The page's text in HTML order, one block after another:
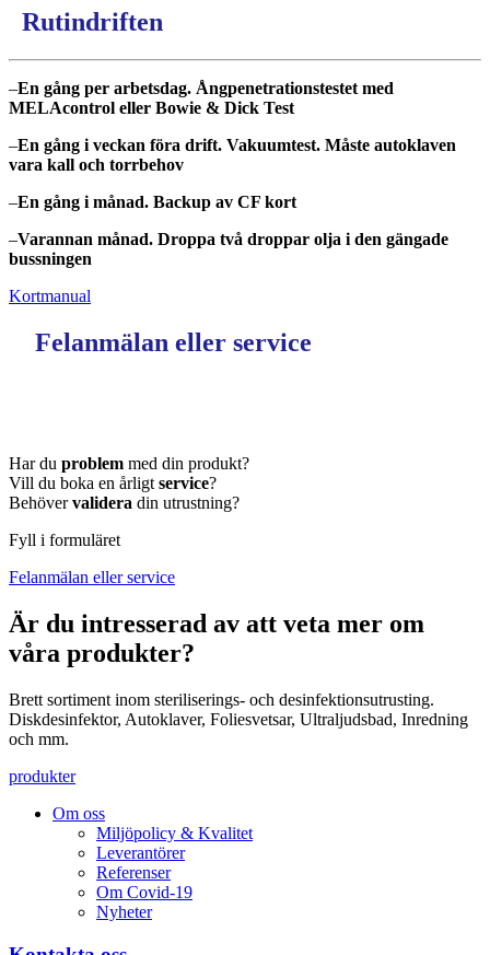
Rutindriften
–En gång per arbetsdag. Ångpenetrationstestet med
MELAcontrol eller Bowie & Dick Test
–En gång i veckan föra drift. Vakuumtest. Måste autoklaven
vara kall och torrbehov
–En gång i månad. Backup av CF kort
–Varannan månad. Droppa två droppar olja i den gängade
bussningen
Kortmanual
Felanmälan eller service
Har du problem med din produkt?
Vill du boka en årligt service?
Behövervalidera din utrustning?
Fyll i formuläret
Felanmälan eller service
Är du intresserad av att veta mer om
våra produkter?
Brett sortiment inom steriliserings- och desinfektionsutrusting.
Diskdesinfektor, Autoklaver, Foliesvetsar, Ultraljudsbad, Inredning
och mm.
produkter
Om oss
Miljöpolicy & Kvalitet
Leverantörer
Referenser
Om Covid-19
Nyheter